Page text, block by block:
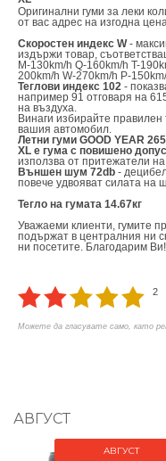
Оригинални гуми за леки
от вас адрес на изгодна
Скоростен индекс W-
издържи товар,
M-130km/h Q-160km/h T-
200km/h W-270km/h P-
Теглови индекс 102 -
например 91 отговаря на
на въздуха.
Винаги избирайте правилен
вашия автомобил.
Летни гуми GOOD YEAR
XL е гума с повишено
използва от притежатели
Външен шум 72db -
повече удвояват силата на
Тегло на гумата 14.67кг
Уважаеми клиенти, гумите
подържат в централния ни
ни посетите. Благодарим Ви!
2
Можете да гласувате само, като
АВГУСТ
АВГУСТ